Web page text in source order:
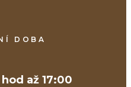
DOBA
až 17:00